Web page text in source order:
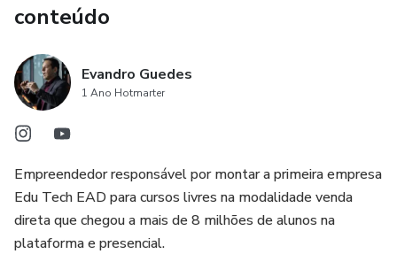
conteúdo
Evandro Guedes
1 Ano Hotmarter
Empreendedor responsável por montar a primeira empresa
Edu Tech EAD para cursos livres na modalidade venda
direta que chegou a mais de 8 milhões de alunos na
plataforma e presencial.